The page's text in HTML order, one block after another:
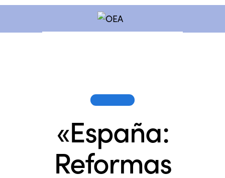
«España:
Reformas